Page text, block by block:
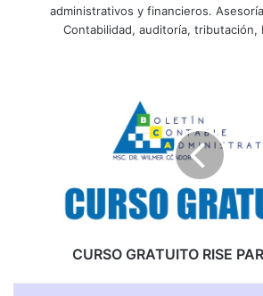
administrativos y financieros.
Contabilidad, auditoría, tributación,
CURSO GRATUITO RISE